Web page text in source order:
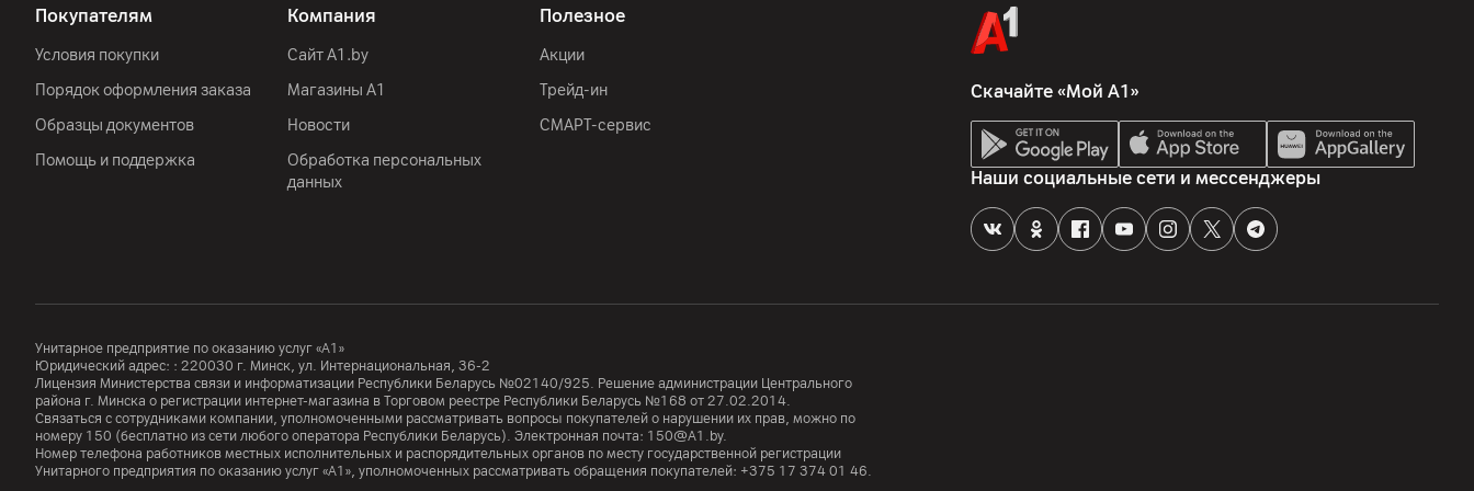
Previous slide Previous slide
Защита
Габариты
Вес
Кнопка съемки, настраиваемая кнопка (кнопка действия), система охлаждения с
испарительной камерой
53/66/71; 5G
Другие характеристики
Гарантия
Импортер
ООО "Палома-Сервис", 220020, Минск , пр. Победителей 100-2, ООО "АйТи
Покупателям
Условия покупки
Порядок оформления заказа
Образцы документов
Помощь и поддержка
Компания
Сайт A1.by
Магазины А1
Новости
Обработка персональных
данных
Полезное
Акции
Трейд-ин
СМАРТ-сервис
Скачайте «Мой А1»
Наши социальные сети и мессенджеры
Унитарное предприятие по оказанию услуг «А1»
Юридический адрес: : 220030 г. Минск, ул. Интернациональная, 36-2
Лицензия Министерства связи и информатизации Республики Беларусь №02140/925. Решение администрации Центрального
района г. Минска о регистрации интернет-магазина в Торговом реестре Республики Беларусь №168 от 27.02.2014.
Связаться с сотрудниками компании, уполномоченными рассматривать вопросы покупателей о нарушении их прав, можно по
номеру 150 (бесплатно из сети любого оператора Республики Беларусь). Электронная почта: 150@A1.by.
Номер телефона работников местных исполнительных и распорядительных органов по месту государственной регистрации
Унитарного предприятия по оказанию услуг «А1», уполномоченных рассматривать обращения покупателей: +375 17 374 01 46.